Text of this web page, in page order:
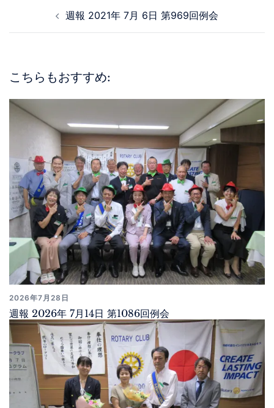
週報 2021年 7月 6日 第969回例会
こちらもおすすめ:
2026年7月28日
週報 2026年 7月14日 第1086回例会